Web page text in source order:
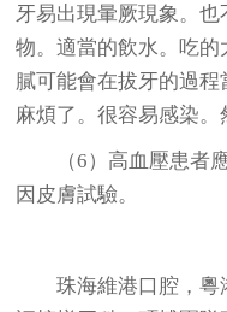
牙易出現暈厥現象。
物。適當的飲水。吃
膩可能會在拔牙的過
麻煩了。很容易感染。
（6）高血壓患者
因皮膚試驗。
珠海維港口腔 ，